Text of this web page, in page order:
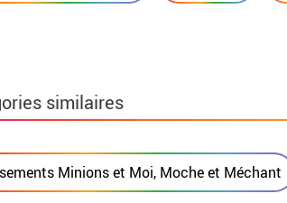
similaires
Minions et Moi, Moche et Méchant